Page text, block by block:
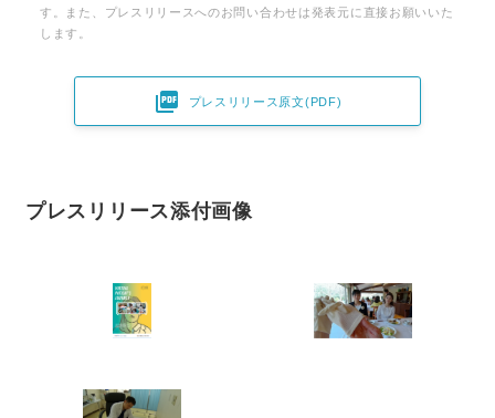
す。また、プレスリリースへのお問い合わせは発表元に直接お願いいた
します。
 プレスリリース原文(PDF)
プレスリリース添付画像